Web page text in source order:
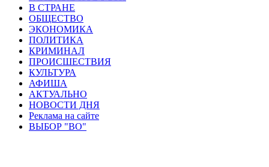
В СТРАНЕ
ОБЩЕСТВО
ЭКОНОМИКА
ПОЛИТИКА
КРИМИНАЛ
ПРОИСШЕСТВИЯ
КУЛЬТУРА
АФИША
АКТУАЛЬНО
НОВОСТИ ДНЯ
Реклама на сайте
ВЫБОР "ВО"